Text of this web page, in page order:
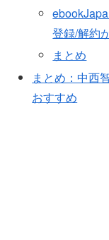
登録/解約
まとめ
まとめ：中西
おすすめ